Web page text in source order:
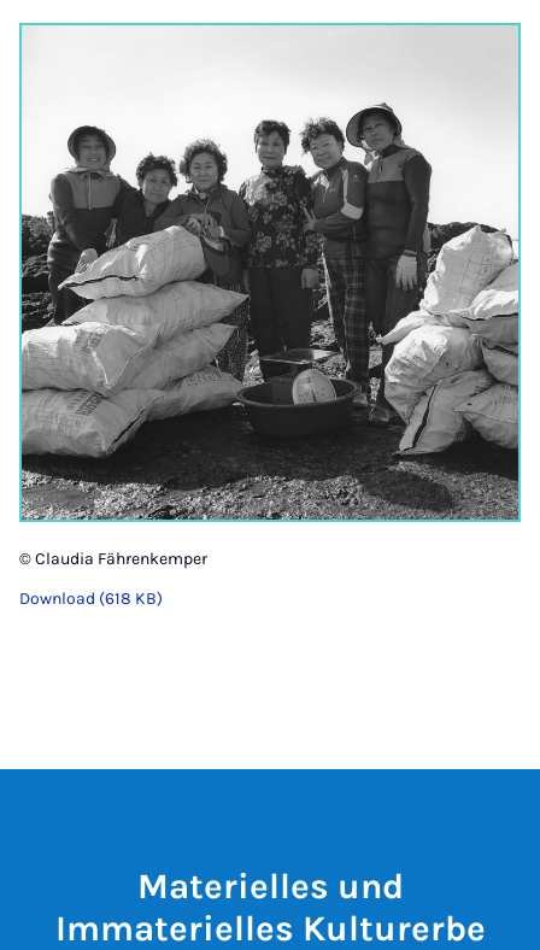
© Claudia Fährenkemper
Download (618 KB)
Materielles und
Immaterielles Kulturerbe